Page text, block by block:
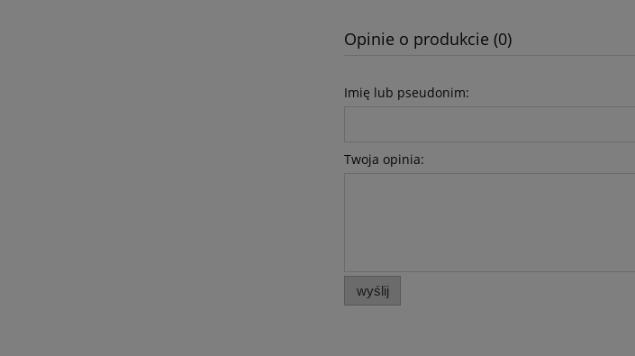
Opinie o produkcie (0)
Imię lub pseudonim:
Twoja opinia:
wyślij